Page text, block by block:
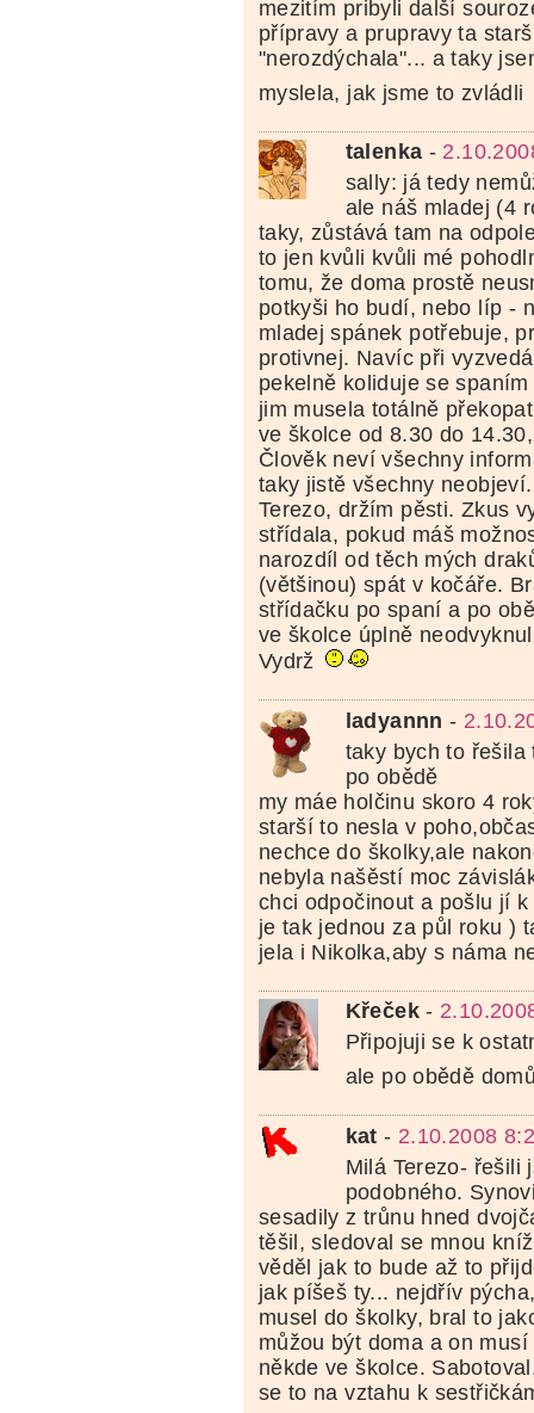
mezitím pribyli další
přípravy a prupravy ta
"nerozdýchala"... a taky
myslela, jak jsme to zvládli
talenka -
sally: já tedy
ale náš mladej (4
taky, zůstává tam na
to jen kvůli kvůli mé
tomu, že doma prostě
potkyši ho budí, nebo líp -
mladej spánek potřebuje,
protivnej. Navíc při
pekelně koliduje se
jim musela totálně
ve školce od 8.30 do
Člověk neví všechny
taky jistě všechny
Terezo, držím pěsti. Zkus
střídala, pokud máš
narozdíl od těch mých
(většinou) spát v kočáře.
střídačku po spaní a po
ve školce úplně
Vydrž
ladyannn -
taky bych to řešila
po obědě
my máe holčinu skoro 4
starší to nesla v
nechce do školky,ale
nebyla našěstí moc
chci odpočinout a pošlu jí
je tak jednou za půl roku )
jela i Nikolka,aby s náma
Křeček-
Připojuji se k
ale po obědě
kat - 2.10.2008
Milá Terezo- řešili
podobného.
sesadily z trůnu hned
těšil, sledoval se mnou
věděl jak to bude až to
jak píšeš ty... nejdřív
musel do školky, bral to
můžou být doma a on
někde ve školce.
se to na vztahu k